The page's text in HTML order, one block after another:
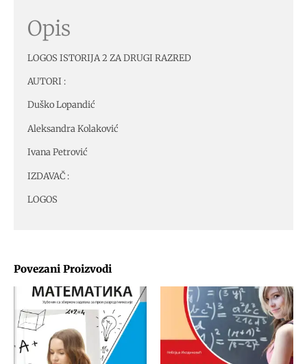
Povezani Proizvodi
Opis
LOGOS ISTORIJA 2 ZA DRUGI RAZRED
AUTORI :
Duško Lopandić
Aleksandra Kolaković
Ivana Petrović
IZDAVAČ :
LOGOS